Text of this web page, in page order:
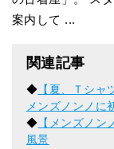
案内して ...
関連記事
◆ 【夏、Ｔシ
メンズノンノに
◆ 【メンズノ
風景